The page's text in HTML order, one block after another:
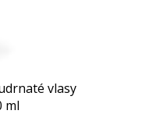
vlasy
ml